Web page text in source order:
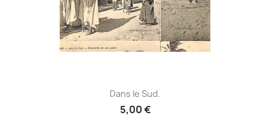
Dans le Sud.
5,00 €